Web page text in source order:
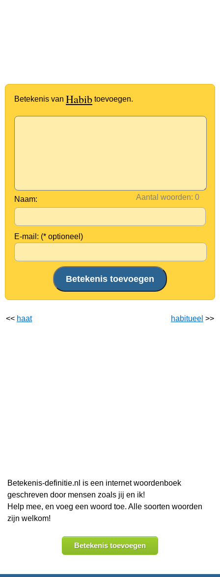
Betekenis van Habib toevoegen.
Aantal woorden:
Naam:
E-mail: (* optioneel)
<< haat habitueel >>
Betekenis-definitie.nl is een internet woordenboek
geschreven door mensen zoals jij en ik!
Help mee, en voeg een woord toe. Alle soorten woorden
zijn welkom!
Betekenis toevoegen